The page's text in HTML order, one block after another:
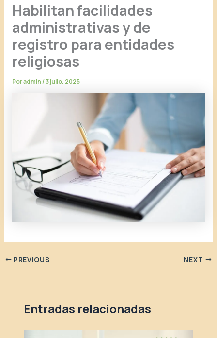
Habilitan facilidades
administrativas y de
registro para entidades
religiosas
Poradmin/3 julio, 2025
PREVIOUS NEXT
Entradas relacionadas